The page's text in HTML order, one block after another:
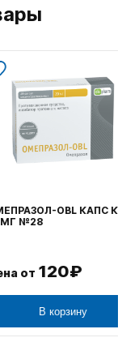
OBL КАПС К/Р
120₽
В корзину